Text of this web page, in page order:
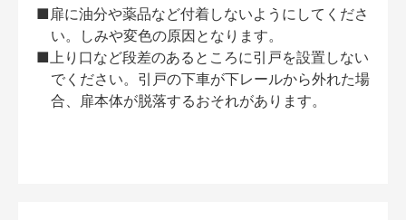
■扉に油分や薬品など付着しないようにしてくださ
い。しみや変色の原因となります。
■上り口など段差のあるところに引戸を設置しない
でください。引戸の下車が下レールから外れた場
合、扉本体が脱落するおそれがあります。